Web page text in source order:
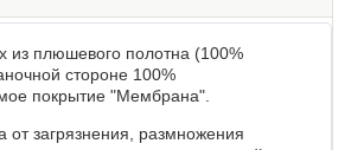
из плюшевого полотна (100%
стороне 100%
покрытие "Мембрана".
от загрязнения, размножения